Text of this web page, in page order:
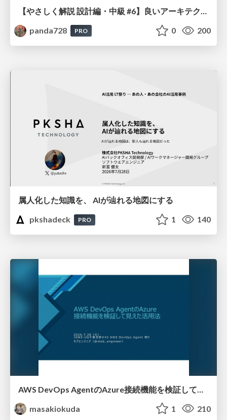
panda728
PRO 0 200
属人化した知識を、 AIが辿れる地図にする
pkshadeck
PRO 1 140
masakiokuda
1 210